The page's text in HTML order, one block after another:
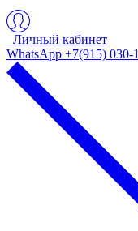
Личный кабинет
WhatsApp +7(915) 030-